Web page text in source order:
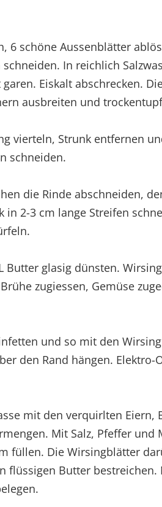
6 schöne Aussenblätter
In reichlich
Eiskalt abschrecken.
ausbreiten und
vierteln, Strunk entfernen
schneiden.
die Rinde abschneiden,
in 2-3 cm lange Streifen
Butter glasig dünsten.
zugiessen, Gemüse
und so mit den
den Rand hängen. Elektro-
mit den verquirlten Eiern,
Mit Salz, Pfeffer und
füllen. Die Wirsingblätter
flüssigen Butter bestreichen.